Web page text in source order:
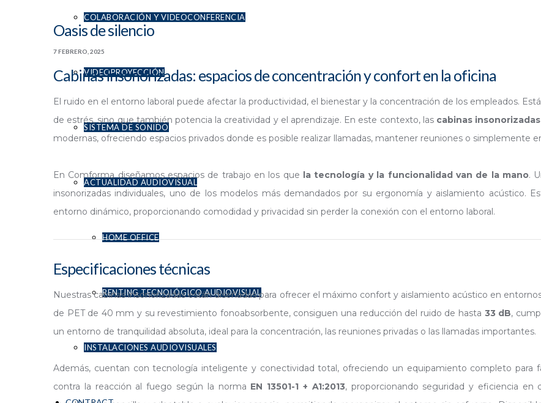
COLABORACIÓN Y VIDEOCONFERENCIA
VIDEOPROYECCIÓN
SISTEMA DE SONIDO
ACTUALIDAD AUDIOVISUAL
HOME OFFICE
RENTING TECNOLÓGICO AUDIOVISUAL
INSTALACIONES AUDIOVISUALES
Oasis de silencio
7 FEBRERO, 2025
Cabinas insonorizadas: espacios de concentración y confort en la oficina
El ruido en el entorno laboral puede afectar la productividad, el bienestar y la concentración de los empleados.
de estrés, sino que también potencia la creatividad y el aprendizaje. En este contexto, las cabinas insonorizadas
modernas, ofreciendo espacios privados donde es posible realizar llamadas, mantener reuniones o simplemente
En Comforma diseñamos espacios de trabajo en los que la tecnología y la funcionalidad van de la mano.
insonorizadas individuales, uno de los modelos más demandados por su ergonomía y aislamiento acústico.
entorno dinámico, proporcionando comodidad y privacidad sin perder la conexión con el entorno laboral.
Especificaciones técnicas
Nuestras cabinas insonorizadas están diseñadas para ofrecer el máximo confort y aislamiento acústico en
de PET de 40 mm y su revestimiento fonoabsorbente, consiguen una reducción del ruido de hasta 33 dB,
un entorno de tranquilidad absoluta, ideal para la concentración, las reuniones privadas o las llamadas importantes.
Además, cuentan con tecnología inteligente y conectividad total, ofreciendo un equipamiento completo para
contra la reacción al fuego según la norma EN 13501-1 + A1:2013, proporcionando seguridad y eficiencia en